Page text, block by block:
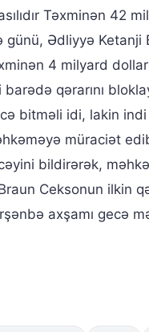
Təxminən 42
günü, Ədliyyə
4 milyard
qərarını
bitməli idi, lakin
müraciət
bildirərək,
Ceksonun ilkin
axşamı gecə